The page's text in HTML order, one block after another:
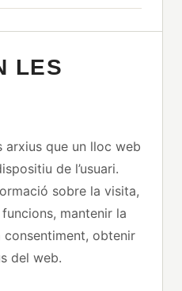
LES
arxius que un lloc web
de l’usuari.
sobre la visita,
mantenir la
consentiment, obtenir
del web.